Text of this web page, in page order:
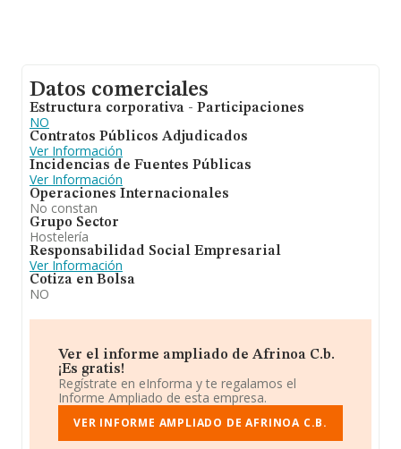
Datos comerciales
Estructura corporativa - Participaciones
NO
Contratos Públicos Adjudicados
Ver Información
Incidencias de Fuentes Públicas
Ver Información
Operaciones Internacionales
No constan
Grupo Sector
Hostelería
Responsabilidad Social Empresarial
Ver Información
Cotiza en Bolsa
NO
Ver el informe ampliado de Afrinoa C.b.
¡Es gratis!
Regístrate en eInforma y te regalamos el
Informe Ampliado de esta empresa.
VER INFORME AMPLIADO DE AFRINOA C.B.